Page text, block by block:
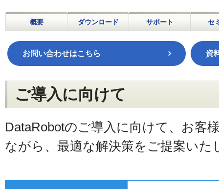
概要 ダウンロード サポート セ
お問い合わせはこちら 資
ご導入に向けて
DataRobotのご導入に向けて、お客
ながら、最適な解決策をご提案いた